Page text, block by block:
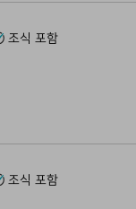
조식 포함
조식 포함